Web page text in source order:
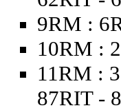
9RM :
10RM :
11RM :
87RIT -